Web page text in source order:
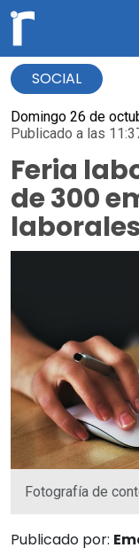
SOCIAL
Domingo 26 de
Publicado a las
Feria
de 300
Fotografía de
Publicado por: